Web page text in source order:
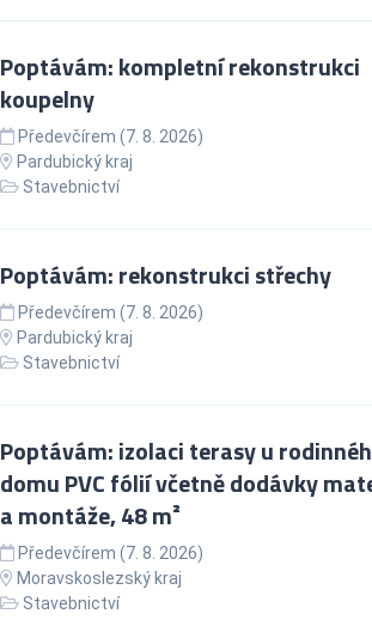
Poptávám: kompletní rekonstrukci
koupelny
Předevčírem (7. 8. 2026)
Pardubický kraj
Stavebnictví
Poptávám: rekonstrukci střechy
Předevčírem (7. 8. 2026)
Pardubický kraj
Stavebnictví
Poptávám: izolaci terasy u
domu PVC fólií včetně dodávky
a montáže, 48 m²
Předevčírem (7. 8. 2026)
Moravskoslezský kraj
Stavebnictví